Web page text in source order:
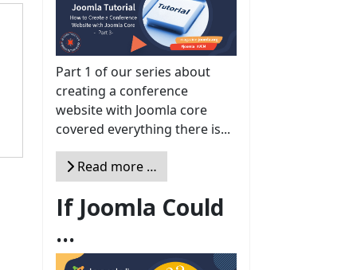
Part 1 of our series about
creating a conference
website with Joomla core
covered everything there is...
Read more …
If Joomla Could
...